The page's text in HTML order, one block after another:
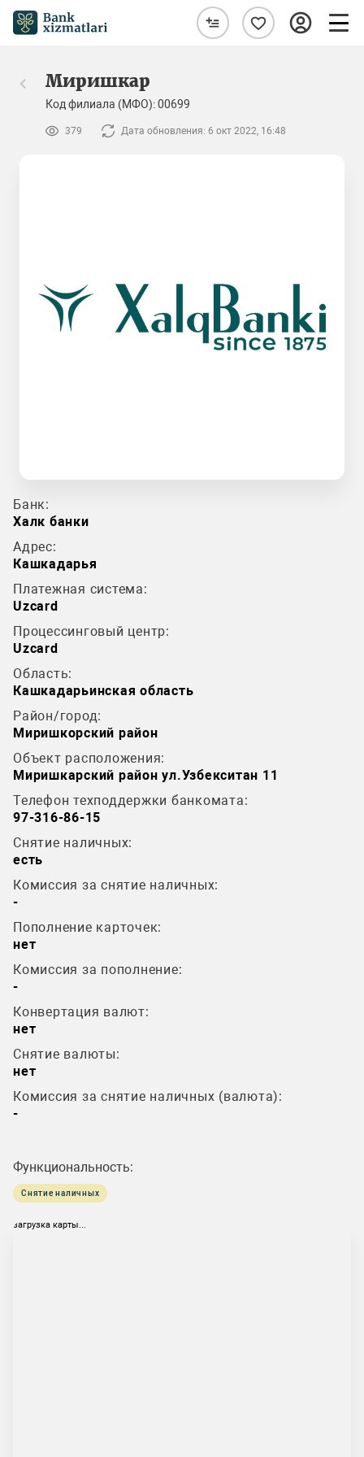
Миришкар
Код филиала (МФО): 00699
379 Дата обновления: 6 окт 2022, 16:48
Банк:
Халк банки
Адрес:
Кашкадарья
Платежная система:
Uzcard
Процессинговый центр:
Uzcard
Область:
Кашкадарьинская область
Район/город:
Миришкорский район
Объект расположения:
Миришкарский район ул.Узбекситан 11
Телефон техподдержки банкомата:
97-316-86-15
Снятие наличных:
есть
Комиссия за снятие наличных:
-
Пополнение карточек:
нет
Комиссия за пополнение:
-
Конвертация валют:
нет
Снятие валюты:
нет
Комиссия за снятие наличных (валюта):
-
Функциональность:
Снятие наличных
загрузка карты...